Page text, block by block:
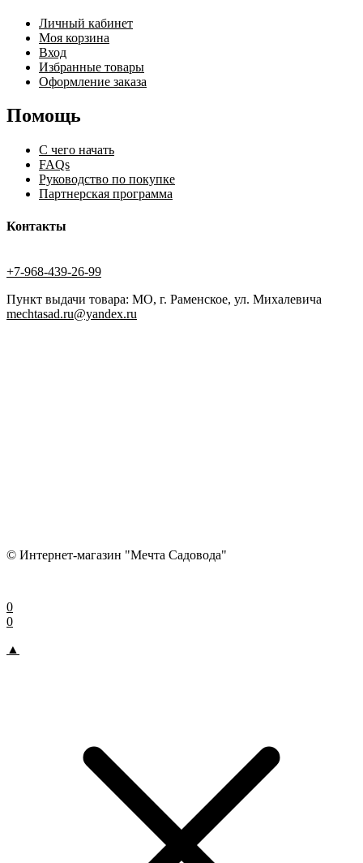
Личный кабинет
Моя корзина
Вход
Избранные товары
Оформление заказа
Помощь
С чего начать
FAQs
Руководство по покупке
Партнерская программа
Контакты
+7-968-439-26-99
Пункт выдачи товара: МО, г. Раменское, ул. Михалевича
mechtasad.ru@yandex.ru
© Интернет-магазин "Мечта Садовода"
0
0
▲